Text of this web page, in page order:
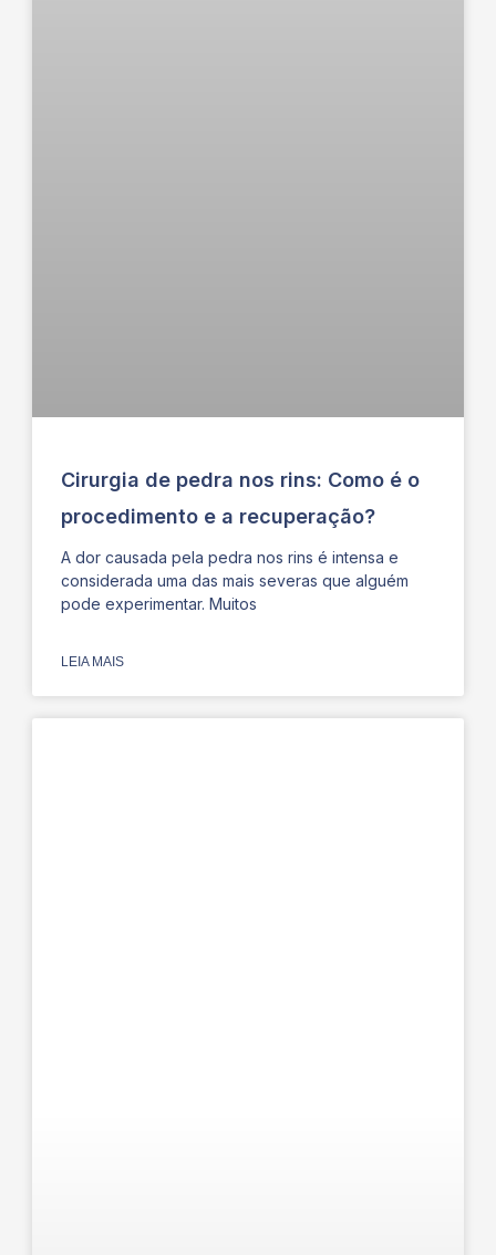
Cirurgia de pedra nos rins: Como é o
procedimento e a recuperação?
A dor causada pela pedra nos rins é intensa e
considerada uma das mais severas que alguém
pode experimentar. Muitos
LEIA MAIS